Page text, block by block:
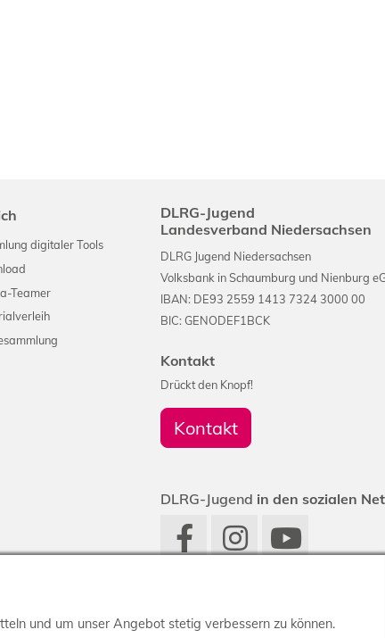
und um unser Angebot stetig verbessern zu können.
digitaler Tools
Teamer
DLRG-Jugend
Landesverband Niedersachsen
DLRG Jugend Niedersachsen
Volksbank in Schaumburg und Nienburg
IBAN: DE93 2559 1413 7324 3000 00
BIC: GENODEF1BCK
Kontakt
Drückt den Knopf!
Kontakt
DLRG-Jugend in den sozialen